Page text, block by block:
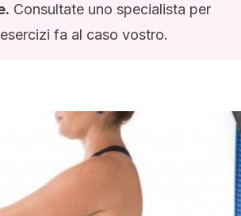
Consultate uno specialista per
fa al caso vostro.